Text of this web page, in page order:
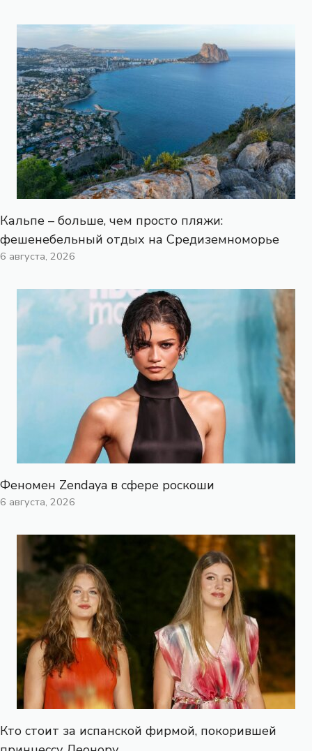
Кальпе – больше, чем просто пляжи:
фешенебельный отдых на Средиземноморье
6 августа, 2026
Феномен Zendaya в сфере роскоши
6 августа, 2026
Кто стоит за испанской фирмой, покорившей